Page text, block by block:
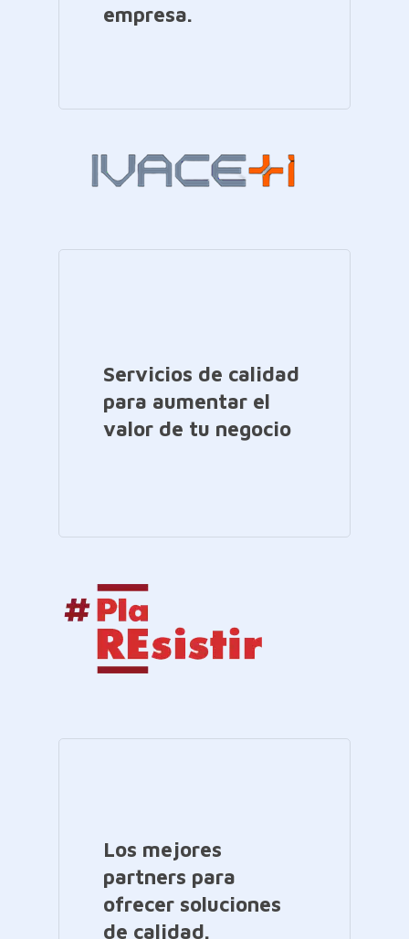
empresa.
Servicios de calidad
para aumentar el
valor de tu negocio
Los mejores
partners para
ofrecer soluciones
de calidad.